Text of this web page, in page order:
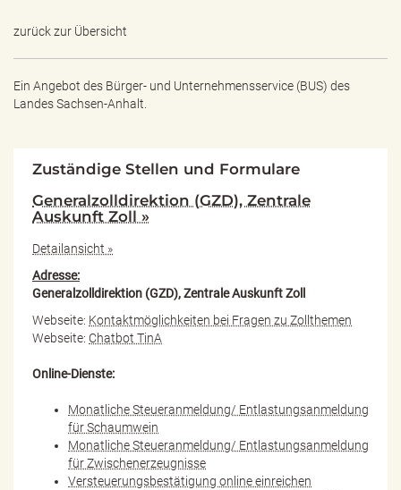
zurück zur Übersicht
Ein Angebot des Bürger- und Unternehmensservice (BUS) des
Landes Sachsen-Anhalt.
Zuständige Stellen und Formulare
Generalzolldirektion (GZD), Zentrale
Auskunft Zoll »
Detailansicht »
Adresse:
Generalzolldirektion (GZD), Zentrale Auskunft Zoll
Webseite: Kontaktmöglichkeiten bei Fragen zu Zollthemen
Webseite: Chatbot TinA
Online-Dienste:
Monatliche Steueranmeldung/ Entlastungsanmeldung
für Schaumwein
Monatliche Steueranmeldung/ Entlastungsanmeldung
für Zwischenerzeugnisse
Versteuerungsbestätigung online einreichen